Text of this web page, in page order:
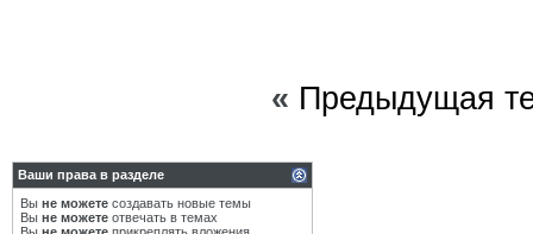
« Предыдущая
Ваши права в разделе
Вы не можете создавать новые темы
Вы не можете отвечать в темах